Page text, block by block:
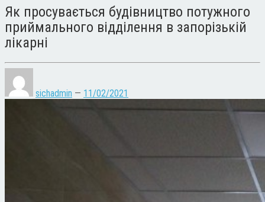
Як просувається будівництво потужного
приймального відділення в запорізькій
лікарні
sichadmin — 11/02/2021